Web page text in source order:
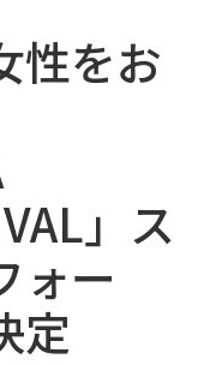
性をお
」ス
ォー
定